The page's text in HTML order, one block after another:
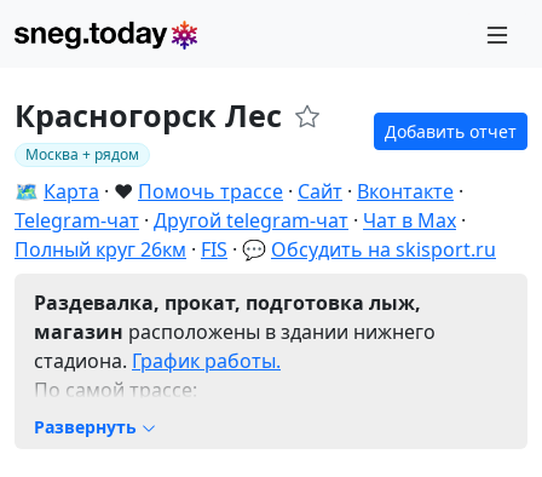
Красногорск Лес
Москва + рядом
Добавить отчет
🗺️ Карта ❤️ Помочь трассе Сайт Вконтакте
Telegram-чат Другой telegram-чат Чат в Max
Полный круг 26км
FIS 💬 Обсудить на skisport.ru
Раздевалка, прокат, подготовка лыж,
магазин расположены в здании нижнего
стадиона. График работы.
По самой трассе:
Стадион
Развернуть